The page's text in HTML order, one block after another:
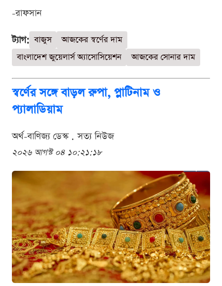
-রাফসান
ট্যাগ: বাজুস
আজকের স্বর্ণের দাম
বাংলাদেশ জুয়েলার্স অ্যাসোসিয়েশন
আজকের সোনার দাম
স্বর্ণের সঙ্গে বাড়ল রুপা, প্লাটিনাম ও
প্যালাডিয়াম
অর্থ-বাণিজ্য ডেস্ক . সত্য নিউজ
২০২৬ আগস্ট ০৪ ১০:২১:১৮